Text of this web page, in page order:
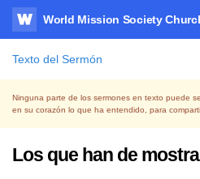
WATV
World Mission Society
Texto del Sermón
Ninguna parte de los sermones en texto puede
en su corazón lo que ha entendido, para
Los que han de